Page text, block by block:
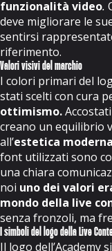
funzionalità video.
deve migliorare le
sentirsi
riferimento.
Valori visivi del marchio
I colori primari del
stati scelti con cura
ottimismo.
creano un equilibrio
all’estetica
font utilizzati sono
una chiara
noi uno dei valori
mondo della live
senza fronzoli, ma
I simboli del logo della Live
Il logo dell’Academy